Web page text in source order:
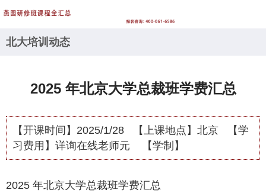
北大培训动态
2025 年北京大学总裁班学费汇总
【开课时间】 2025/1/28 【上课地点】 北京
【学
习费用】 详询在线老师元 【学制】
2025 年北京大学总裁班学费汇总